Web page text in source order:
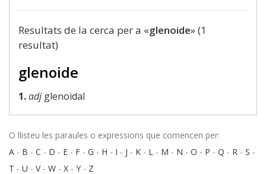
Resultats de la cerca per a «glenoide» (1
resultat)
glenoide
1.adjglenoidal
O llisteu les paraules o expressions que comencen per:
A - B - C - D - E - F - G - H - I - J - K - L - M - N - O - P - Q - R - S -
T - U - V- W - X - Y - Z